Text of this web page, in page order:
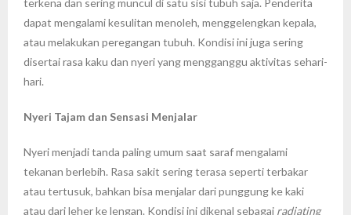
terkena dan sering muncul di satu sisi tubuh saja. Penderita
dapat mengalami kesulitan menoleh, menggelengkan kepala,
atau melakukan peregangan tubuh. Kondisi ini juga sering
disertai rasa kaku dan nyeri yang mengganggu aktivitas sehari-
hari.
Nyeri Tajam dan Sensasi Menjalar
Nyeri menjadi tanda paling umum saat saraf mengalami
tekanan berlebih. Rasa sakit sering terasa seperti terbakar
atau tertusuk, bahkan bisa menjalar dari punggung ke kaki
atau dari leher ke lengan. Kondisi ini dikenal sebagai radiating